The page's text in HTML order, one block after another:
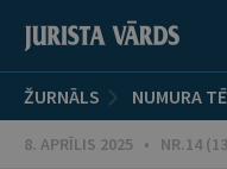
ŽURNĀLS NUMURA
8. APRĪLIS 2025 • NR.14